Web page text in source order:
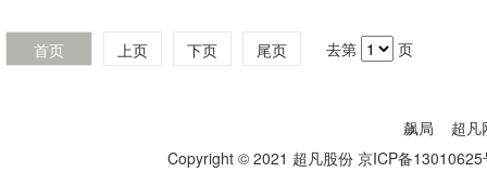
首页 上页 下页 尾页 去第 页
飙局
超凡
Copyright © 2021 超凡股份 京ICP备